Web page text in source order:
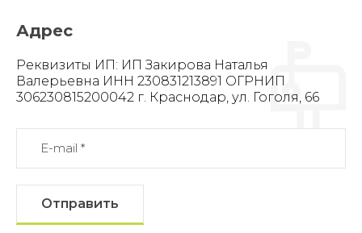
Адрес
Реквизиты ИП: ИП Закирова Наталья
Валерьевна ИНН 230831213891 ОГРНИП
306230815200042 г. Краснодар, ул. Гоголя, 66
Отправить